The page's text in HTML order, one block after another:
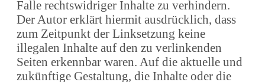
Falle rechtswidriger Inhalte zu verhindern.
Der Autor erklärt hiermit ausdrücklich, dass
zum Zeitpunkt der Linksetzung keine
illegalen Inhalte auf den zu verlinkenden
Seiten erkennbar waren. Auf die aktuelle und
zukünftige Gestaltung, die Inhalte oder die